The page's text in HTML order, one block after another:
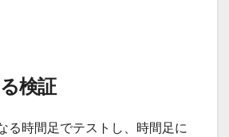
検証
る時間足でテストし、時間足に